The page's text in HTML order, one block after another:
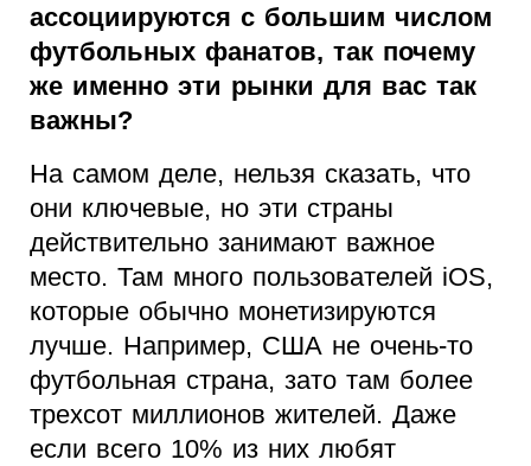
ассоциируются с большим числом
футбольных фанатов, так почему
же именно эти рынки для вас так
важны?
На самом деле, нельзя сказать, что
они ключевые, но эти страны
действительно занимают важное
место. Там много пользователей iOS,
которые обычно монетизируются
лучше. Например, США не очень-то
футбольная страна, зато там более
трехсот миллионов жителей. Даже
если всего 10% из них любят